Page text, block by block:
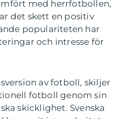
med herrfotbollen,
det skett en positiv
populariteten har
och intresse för
av fotboll, skiljer
fotboll genom sin
skicklighet. Svenska